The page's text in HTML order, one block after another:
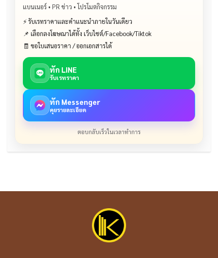
แบนเนอร์ • PR ข่าว • โปรโมตกิจกรรม
⚡ รับเรทราคาและคำแนะนำภายในวันเดียว
📌 เลือกลงโฆษณาได้ทั้ง เว็บไซต์/Facebook/Tiktok
🧾 ขอใบเสนอราคา / ออกเอกสารได้
ทัก LINE
รับเรทราคา
ทัก Messenger
คุยรายละเอียด
ตอบกลับเร็วในเวลาทำการ